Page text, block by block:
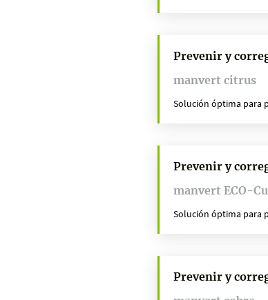
Prevenir y
manvert citrus
Solución óptima para
Prevenir y
manvert ECO-Cu
Solución óptima para
Prevenir y